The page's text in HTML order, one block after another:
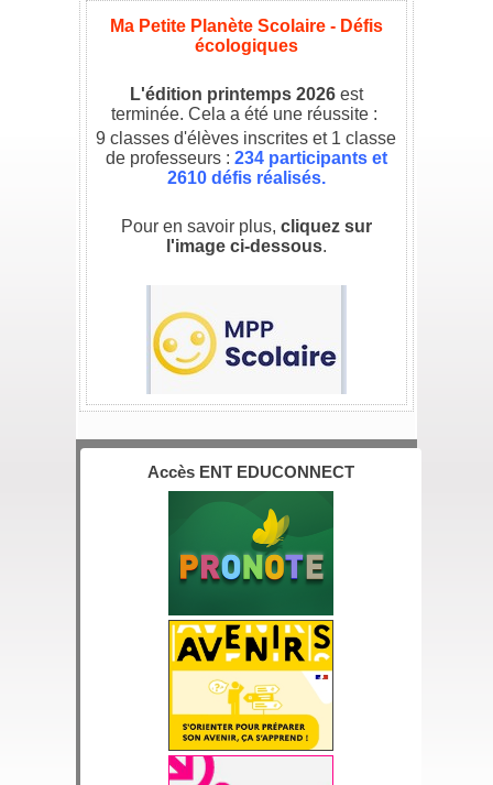
Accès ENT EDUCONNECT
Ma Petite Planète Scolaire - Défis
écologiques
L'édition printemps 2026est
terminée. Cela a été une réussite :
9 classes d'élèves inscrites et 1 classe
de professeurs : 234 participants et
2610 défis réalisés.
Pour en savoir plus, cliquez sur
l'image ci-dessous.